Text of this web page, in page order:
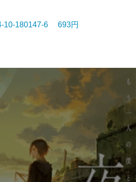
10-180147-6 693円